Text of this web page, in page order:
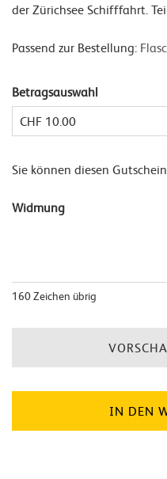
der Zürichsee Schifffahrt.
Passend zur Bestellung:
Betragsauswahl
Sie können diesen
Widmung
160Zeichen übrig
IN DEN